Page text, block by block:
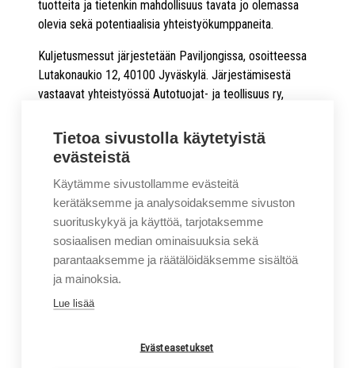
tuotteita ja tietenkin mahdollisuus tavata jo olemassa
olevia sekä potentiaalisia yhteistyökumppaneita.
Kuljetusmessut järjestetään Paviljongissa, osoitteessa
Lutakonaukio 12, 40100 Jyväskylä. Järjestämisestä
vastaavat yhteistyössä Autotuojat- ja teollisuus ry,
toimialaryhmä sekä Jyväskylän Messut Oy.
Kuljetus 2023 -tapahtuman sisäänpääsy on
veloitukseton, rekisteröityneille kävijöille. Rekisteröinnin
voi suorittaa joko ennakkoon tai paikan päällä. Mikäli
tapahtumaan ei halua rekisteröityä, on sisäänpääsymaksu
20 euroa.
Tietoa sivustolla käytetyistä
evästeistä
Käytämme sivustollamme evästeitä
kerätäksemme ja analysoidaksemme sivuston
suorituskykyä ja käyttöä, tarjotaksemme
sosiaalisen median ominaisuuksia sekä
parantaaksemme ja räätälöidäksemme sisältöä
ja mainoksia.
Lue lisää
Evästeasetukset